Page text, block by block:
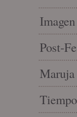
Post-
Maruja